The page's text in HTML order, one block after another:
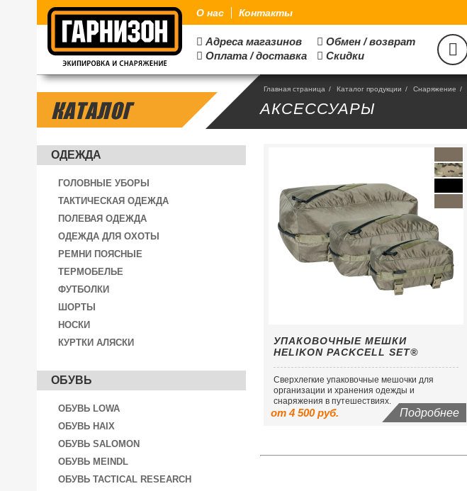
О нас Контакты
 Адреса магазинов  Обмен / возврат
 Оплата / доставка  Скидки 
КАТАЛОГ
ОДЕЖДА
ГОЛОВНЫЕ УБОРЫ
ТАКТИЧЕСКАЯ ОДЕЖДА
ПОЛЕВАЯ ОДЕЖДА
ОДЕЖДА ДЛЯ ОХОТЫ
РЕМНИ ПОЯСНЫЕ
ТЕРМОБЕЛЬЕ
ФУТБОЛКИ
ШОРТЫ
НОСКИ
КУРТКИ АЛЯСКИ
ОБУВЬ
ОБУВЬ LOWA
ОБУВЬ HAIX
ОБУВЬ SALOMON
ОБУВЬ MEINDL
ОБУВЬ TACTICAL RESEARCH
Главная страница / Каталог продукции / Снаряжение /
АКСЕССУАРЫ
УПАКОВОЧНЫЕ МЕШКИ
HELIKON PACKCELL SET®
Сверхлегкие упаковочные мешочки для
организации и хранения одежды и
снаряжения в путешествиях.
от 4 500 руб. Подробнее